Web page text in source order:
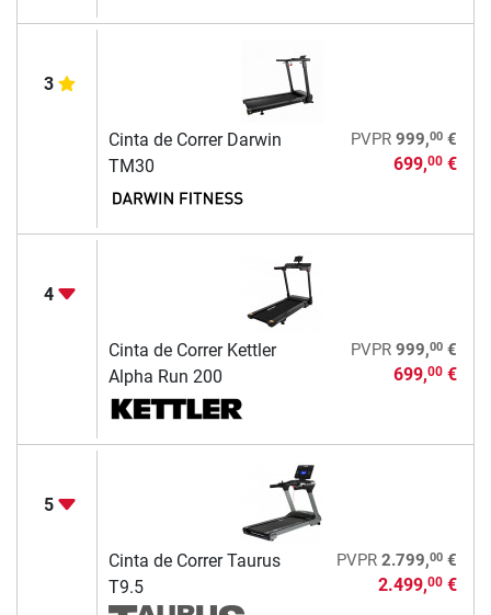
3
Cinta de Correr Darwin
TM30
PVPR 999,00€
699,00€
4
Cinta de Correr Kettler
Alpha Run 200
PVPR 999,00€
699,00€
5
Cinta de Correr Taurus
T9.5
PVPR 2.799,00€
2.499,00€